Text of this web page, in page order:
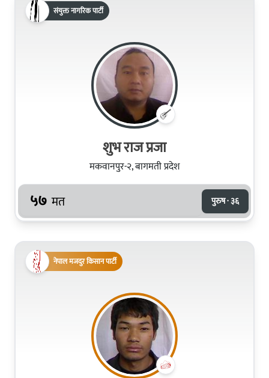
संयुक्त नागरिक पार्टी
शुभ राज प्रजा
मकवानपुर-२, बागमती प्रदेश
५७ मत पुरुष · ३६
नेपाल मजदुर किसान पार्टी